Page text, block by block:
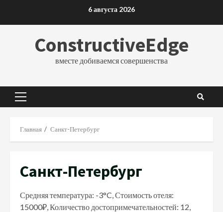
6 августа 2026
ConstructiveEdge
вместе добиваемся совершенства
Основное
Главная Санкт-Петербург
Санкт-Петербург
Средняя температура: -3°C, Стоимость отеля:
15000₽, Количество достопримечательностей: 12,